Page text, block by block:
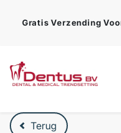
Gratis Verzending
Verder naar product
Terug